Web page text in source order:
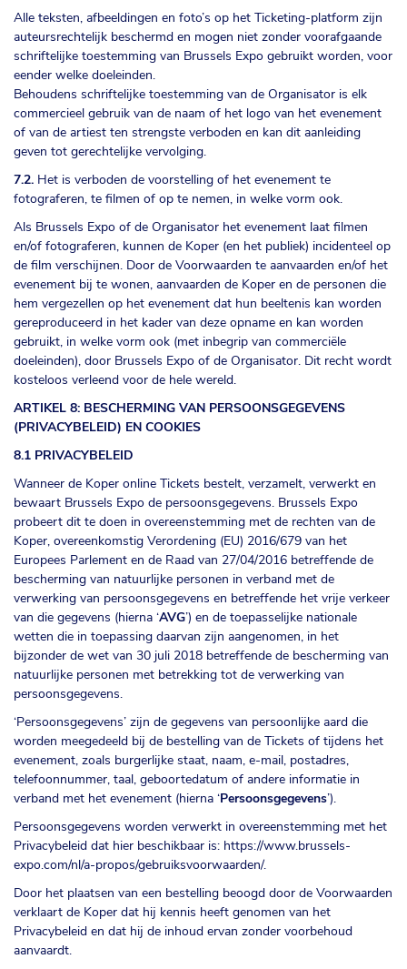
Alle teksten, afbeeldingen en foto’s op het Ticketing-platform zijn
auteursrechtelijk beschermd en mogen niet zonder voorafgaande
schriftelijke toestemming van Brussels Expo gebruikt worden, voor
eender welke doeleinden.
Behoudens schriftelijke toestemming van de Organisator is elk
commercieel gebruik van de naam of het logo van het evenement
of van de artiest ten strengste verboden en kan dit aanleiding
geven tot gerechtelijke vervolging.
7.2. Het is verboden de voorstelling of het evenement te
fotograferen, te filmen of op te nemen, in welke vorm ook.
Als Brussels Expo of de Organisator het evenement laat filmen
en/of fotograferen, kunnen de Koper (en het publiek) incidenteel op
de film verschijnen. Door de Voorwaarden te aanvaarden en/of het
evenement bij te wonen, aanvaarden de Koper en de personen die
hem vergezellen op het evenement dat hun beeltenis kan worden
gereproduceerd in het kader van deze opname en kan worden
gebruikt, in welke vorm ook (met inbegrip van commerciële
doeleinden), door Brussels Expo of de Organisator. Dit recht wordt
kosteloos verleend voor de hele wereld.
ARTIKEL 8: BESCHERMING VAN PERSOONSGEGEVENS
(PRIVACYBELEID) EN COOKIES
8.1 PRIVACYBELEID
Wanneer de Koper online Tickets bestelt, verzamelt, verwerkt en
bewaart Brussels Expo de persoonsgegevens. Brussels Expo
probeert dit te doen in overeenstemming met de rechten van de
Koper, overeenkomstig Verordening (EU) 2016/679 van het
Europees Parlement en de Raad van 27/04/2016 betreffende de
bescherming van natuurlijke personen in verband met de
verwerking van persoonsgegevens en betreffende het vrije verkeer
van die gegevens (hierna ‘AVG’) en de toepasselijke nationale
wetten die in toepassing daarvan zijn aangenomen, in het
bijzonder de wet van 30 juli 2018 betreffende de bescherming van
natuurlijke personen met betrekking tot de verwerking van
persoonsgegevens.
‘Persoonsgegevens’ zijn de gegevens van persoonlijke aard die
worden meegedeeld bij de bestelling van de Tickets of tijdens het
evenement, zoals burgerlijke staat, naam, e-mail, postadres,
telefoonnummer, taal, geboortedatum of andere informatie in
verband met het evenement (hierna ‘Persoonsgegevens’).
Persoonsgegevens worden verwerkt in overeenstemming met het
Privacybeleid dat hier beschikbaar is: https://www.brussels-
expo.com/nl/a-propos/gebruiksvoorwaarden/.
Door het plaatsen van een bestelling beoogd door de Voorwaarden
verklaart de Koper dat hij kennis heeft genomen van het
Privacybeleid en dat hij de inhoud ervan zonder voorbehoud
aanvaardt.